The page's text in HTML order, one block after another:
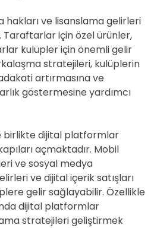
hakları ve lisanslama gelirleri
Taraftarlar için özel ürünler,
kulüpler için önemli gelir
stratejileri, kulüplerin
artırmasına ve
göstermesine yardımcı
birlikte dijital platformlar
açmaktadır. Mobil
ve sosyal medya
ve dijital içerik satışları
gelir sağlayabilir. Özellikle
dijital platformlar
stratejileri geliştirmek